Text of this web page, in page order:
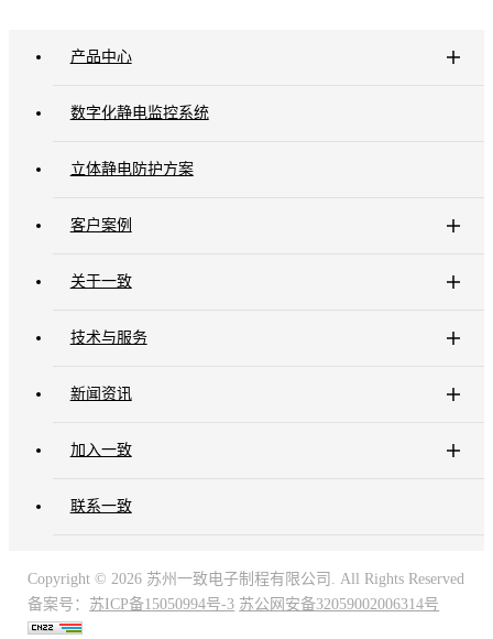
产品中心
数字化静电监控系统
立体静电防护方案
客户案例
关于一致
技术与服务
新闻资讯
加入一致
联系一致
Copyright © 2026 苏州一致电子制程有限公司. All Rights Reserved
备案号： 苏ICP备15050994号-3 苏公网安备32059002006314号